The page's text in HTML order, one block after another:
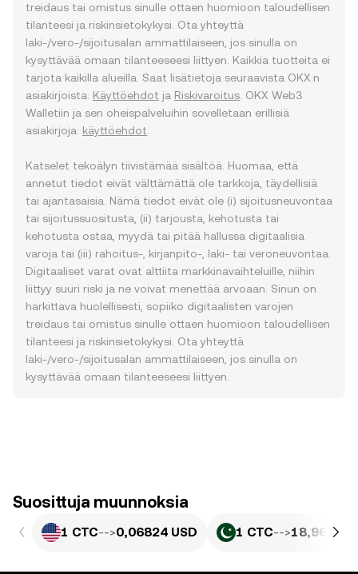
treidaus tai omistus sinulle ottaen huomioon taloudellisen
tilanteesi ja riskinsietokykysi. Ota yhteyttä
laki-/vero-/sijoitusalan ammattilaiseen, jos sinulla on
kysyttävää omaan tilanteeseesi liittyen. Kaikkia tuotteita ei
tarjota kaikilla alueilla. Saat lisätietoja seuraavista OKX:n
asiakirjoista: Käyttöehdot ja Riskivaroitus . OKX Web3
Walletiin ja sen oheispalveluihin sovelletaan erillisiä
asiakirjoja: käyttöehdot
Katselet tekoälyn tiivistämää sisältöä. Huomaa, että
annetut tiedot eivät välttämättä ole tarkkoja, täydellisiä
tai ajantasaisia. Nämä tiedot eivät ole (i) sijoitusneuvontaa
tai sijoitussuositusta, (ii) tarjousta, kehotusta tai
kehotusta ostaa, myydä tai pitää hallussa digitaalisia
varoja tai (iii) rahoitus-, kirjanpito-, laki- tai veroneuvontaa.
Digitaaliset varat ovat alttiita markkinavaihteluille, niihin
liittyy suuri riski ja ne voivat menettää arvoaan. Sinun on
harkittava huolellisesti, sopiiko digitaalisten varojen
treidaus tai omistus sinulle ottaen huomioon taloudellisen
tilanteesi ja riskinsietokykysi. Ota yhteyttä
laki-/vero-/sijoitusalan ammattilaiseen, jos sinulla on
kysyttävää omaan tilanteeseesi liittyen.
Suosittuja muunnoksia
1 CTC-->0,06824 USD 1 CTC-->18,96 PKR